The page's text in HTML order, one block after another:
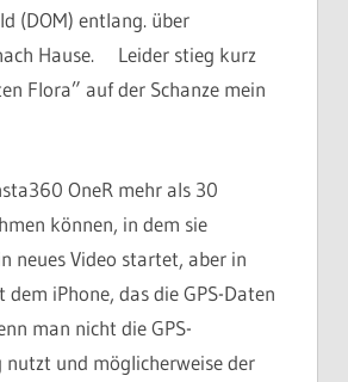
(DOM) entlang. über
Hause. Leider stieg kurz
Flora” auf der Schanze mein
OneR mehr als 30
können, in dem sie
neues Video startet, aber in
iPhone, das die GPS-Daten
man nicht die GPS-
nutzt und möglicherweise der